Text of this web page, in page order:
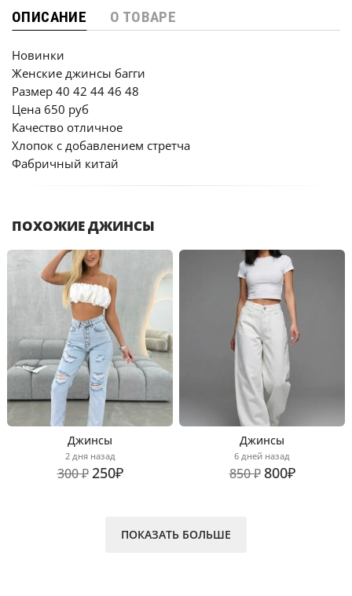
ОПИСАНИЕ О ТОВАРЕ
Новинки
Женские джинсы багги
Размер 40 42 44 46 48
Цена 650 руб
Качество отличное
Хлопок с добавлением стретча
Фабричный китай
ПОХОЖИЕ ДЖИНСЫ
Джинсы
2 дня назад
300 ₽ 250₽
Джинсы
6 дней назад
850 ₽ 800₽
ПОКАЗАТЬ БОЛЬШЕ